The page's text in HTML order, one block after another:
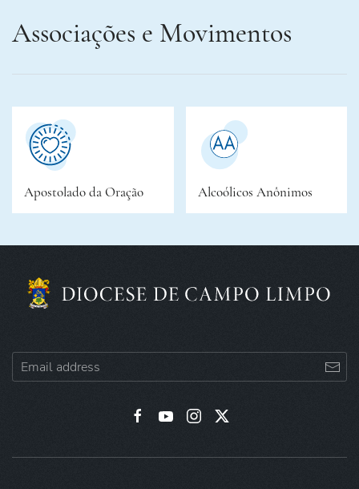
Associações e Movimentos
Apostolado da Oração Alcoólicos Anônimos